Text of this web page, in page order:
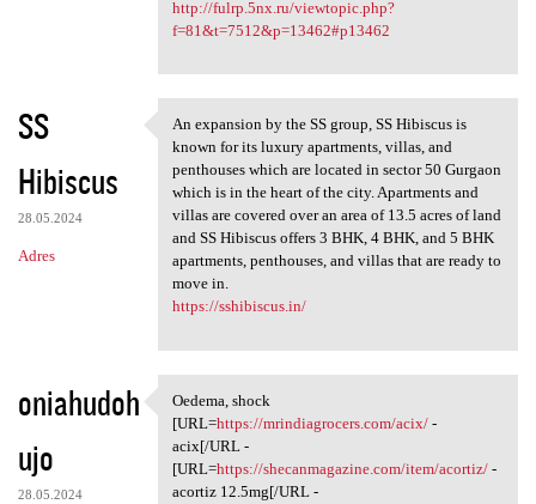
http://fulrp.5nx.ru/viewtopic.php?
f=81&t=7512&p=13462#p13462
SS
Hibiscus
28.05.2024
Adres
An expansion by the SS group,
An expansion by the SS group, SS Hibiscus is
known for its luxury apartments, villas, and
penthouses which are located in sector 50 Gurgaon
which is in the heart of the city. Apartments and
villas are covered over an area of 13.5 acres of land
and SS Hibiscus offers 3 BHK, 4 BHK, and 5 BHK
apartments, penthouses, and villas that are ready to
move in.
https://sshibiscus.in/
oniahudoh
ujo
28.05.2024
Oedema, shock [URL=https:/
Oedema, shock
[URL=https://mrindiagrocers.com/acix/-
acix[/URL -
[URL=https://shecanmagazine.com/item/acortiz/-
acortiz 12.5mg[/URL -